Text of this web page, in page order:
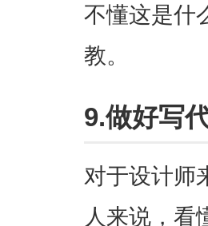
不懂这是什
教。
9.做好写
对于设计师
人来说，看